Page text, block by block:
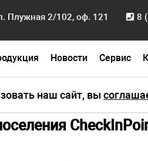
Плужная 2/102, оф. 121 8
Новости Сервис
наш сайт, вы
Системы управления